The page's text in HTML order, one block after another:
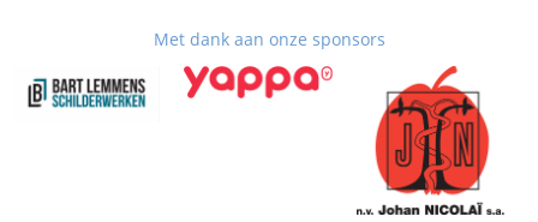
Met dank aan onze sponsors